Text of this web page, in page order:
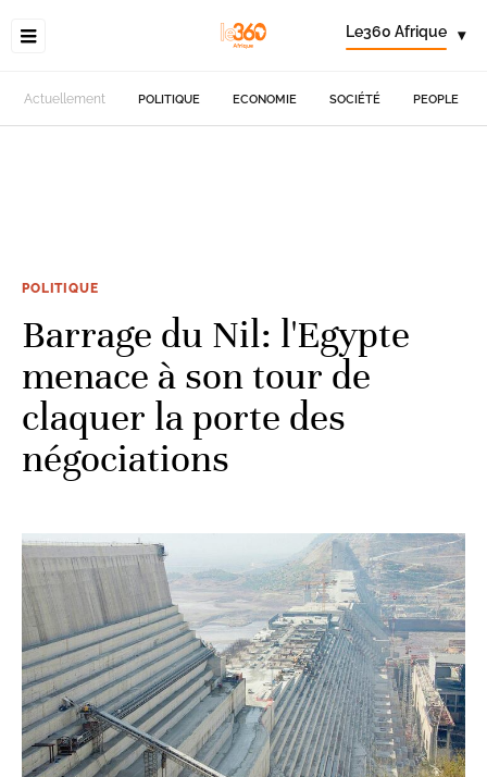
Le360 Afrique ▾
Actuellement POLITIQUE ECONOMIE SOCIÉTÉ PEOPLE
POLITIQUE
Barrage du Nil: l'Egypte
menace à son tour de
claquer la porte des
négociations